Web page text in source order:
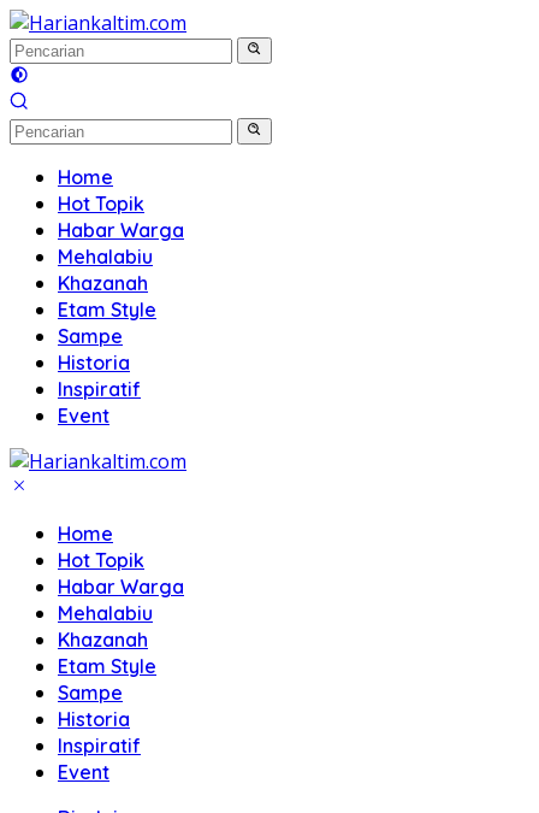
Langsung
ke
konten
Home
Hot Topik
Habar Warga
Mehalabiu
Khazanah
Etam Style
Sampe
Historia
Inspiratif
Event
Home
Hot Topik
Habar Warga
Mehalabiu
Khazanah
Etam Style
Sampe
Historia
Inspiratif
Event